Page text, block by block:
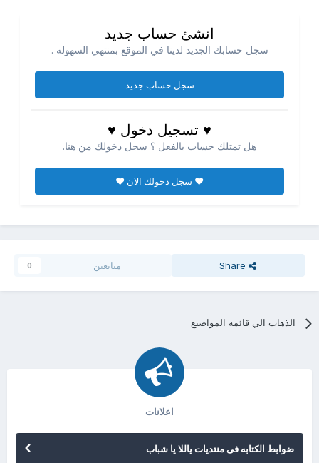
انشئ حساب جديد
سجل حسابك الجديد لدينا في الموقع بمنتهي السهوله .
سجل حساب جديد
♥ تسجيل دخول ♥
هل تمتلك حساب بالفعل ؟ سجل دخولك من هنا.
♥ سجل دخولك الان ♥
Share متابعين 0
الذهاب الي قائمه المواضيع
اعلانات
ضوابط الكتابه فى منتديات ياللا يا شباب